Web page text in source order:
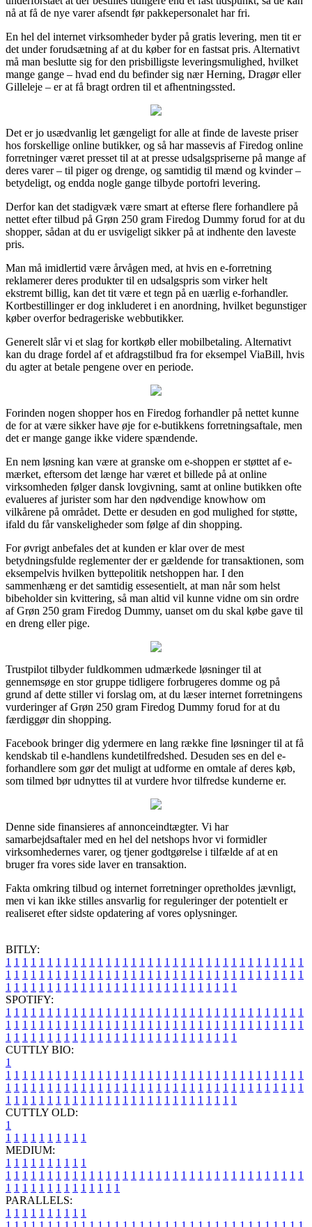
nå at få de nye varer afsendt før pakkepersonalet har fri.
En hel del internet virksomheder byder på gratis levering, men tit er
det under forudsætning af at du køber for en fastsat pris. Alternativt
må man beslutte sig for den prisbilligste leveringsmulighed, hvilket
mange gange – hvad end du befinder sig nær Herning, Dragør eller
Gilleleje – er at få bragt ordren til et afhentningssted.
Det er jo usædvanlig let gængeligt for alle at finde de laveste priser
hos forskellige online butikker, og så har massevis af Firedog online
forretninger været presset til at at presse udsalgspriserne på mange af
deres varer – til piger og drenge, og samtidig til mænd og kvinder –
betydeligt, og endda nogle gange tilbyde portofri levering.
Derfor kan det stadigvæk være smart at efterse flere forhandlere på
nettet efter tilbud på Grøn 250 gram Firedog Dummy forud for at du
shopper, sådan at du er usvigeligt sikker på at indhente den laveste
pris.
Man må imidlertid være årvågen med, at hvis en e-forretning
reklamerer deres produkter til en udsalgspris som virker helt
ekstremt billig, kan det tit være et tegn på en uærlig e-forhandler.
Kortbestillinger er dog inkluderet i en anordning, hvilket begunstiger
køber overfor bedrageriske webbutikker.
Generelt slår vi et slag for kortkøb eller mobilbetaling. Alternativt
kan du drage fordel af et afdragstilbud fra for eksempel ViaBill, hvis
du agter at betale pengene over en periode.
Forinden nogen shopper hos en Firedog forhandler på nettet kunne
de for at være sikker have øje for e-butikkens forretningsaftale, men
det er mange gange ikke videre spændende.
En nem løsning kan være at granske om e-shoppen er støttet af e-
mærket, eftersom det længe har været et billede på at online
virksomheden følger dansk lovgivning, samt at online butikken ofte
evalueres af jurister som har den nødvendige knowhow om
vilkårene på området. Dette er desuden en god mulighed for støtte,
ifald du får vanskeligheder som følge af din shopping.
For øvrigt anbefales det at kunden er klar over de mest
betydningsfulde reglementer der er gældende for transaktionen, som
eksempelvis hvilken byttepolitik netshoppen har. I den
sammenhæng er det samtidig essesentielt, at man når som helst
bibeholder sin kvittering, så man altid vil kunne vidne om sin ordre
af Grøn 250 gram Firedog Dummy, uanset om du skal købe gave til
en dreng eller pige.
Trustpilot tilbyder fuldkommen udmærkede løsninger til at
gennemsøge en stor gruppe tidligere forbrugeres domme og på
grund af dette stiller vi forslag om, at du læser internet forretningens
vurderinger af Grøn 250 gram Firedog Dummy forud for at du
færdiggør din shopping.
Facebook bringer dig ydermere en lang række fine løsninger til at få
kendskab til e-handlens kundetilfredshed. Desuden ses en del e-
forhandlere som gør det muligt at udforme en omtale af deres køb,
som tilmed bør udnyttes til at vurdere hvor tilfredse kunderne er.
Denne side finansieres af annonceindtægter. Vi har
samarbejdsaftaler med en hel del netshops hvor vi formidler
virksomhedernes varer, og tjener godtgørelse i tilfælde af at en
bruger fra vores side laver en transaktion.
Fakta omkring tilbud og internet forretninger opretholdes jævnligt,
men vi kan ikke stilles ansvarlig for reguleringer der potentielt er
realiseret efter sidste opdatering af vores oplysninger.
BITLY:
1 1 1 1 1 1 1 1 1 1 1 1 1 1 1 1 1 1 1 1 1 1 1 1 1 1 1 1 1 1 1 1 1 1 1 1
1 1 1 1 1 1 1 1 1 1 1 1 1 1 1 1 1 1 1 1 1 1 1 1 1 1 1 1 1 1 1 1 1 1 1 1
1 1 1 1 1 1 1 1 1 1 1 1 1 1 1 1 1 1 1 1 1 1 1 1 1 1 1 1
SPOTIFY:
1 1 1 1 1 1 1 1 1 1 1 1 1 1 1 1 1 1 1 1 1 1 1 1 1 1 1 1 1 1 1 1 1 1 1 1
1 1 1 1 1 1 1 1 1 1 1 1 1 1 1 1 1 1 1 1 1 1 1 1 1 1 1 1 1 1 1 1 1 1 1 1
1 1 1 1 1 1 1 1 1 1 1 1 1 1 1 1 1 1 1 1 1 1 1 1 1 1 1 1
CUTTLY BIO:
1
1 1 1 1 1 1 1 1 1 1 1 1 1 1 1 1 1 1 1 1 1 1 1 1 1 1 1 1 1 1 1 1 1 1 1 1
1 1 1 1 1 1 1 1 1 1 1 1 1 1 1 1 1 1 1 1 1 1 1 1 1 1 1 1 1 1 1 1 1 1 1 1
1 1 1 1 1 1 1 1 1 1 1 1 1 1 1 1 1 1 1 1 1 1 1 1 1 1 1 1
CUTTLY OLD:
1
1 1 1 1 1 1 1 1 1 1
MEDIUM:
1 1 1 1 1 1 1 1 1 1
1 1 1 1 1 1 1 1 1 1 1 1 1 1 1 1 1 1 1 1 1 1 1 1 1 1 1 1 1 1 1 1 1 1 1 1
1 1 1 1 1 1 1 1 1 1 1 1 1 1
PARALLELS:
1 1 1 1 1 1 1 1 1 1